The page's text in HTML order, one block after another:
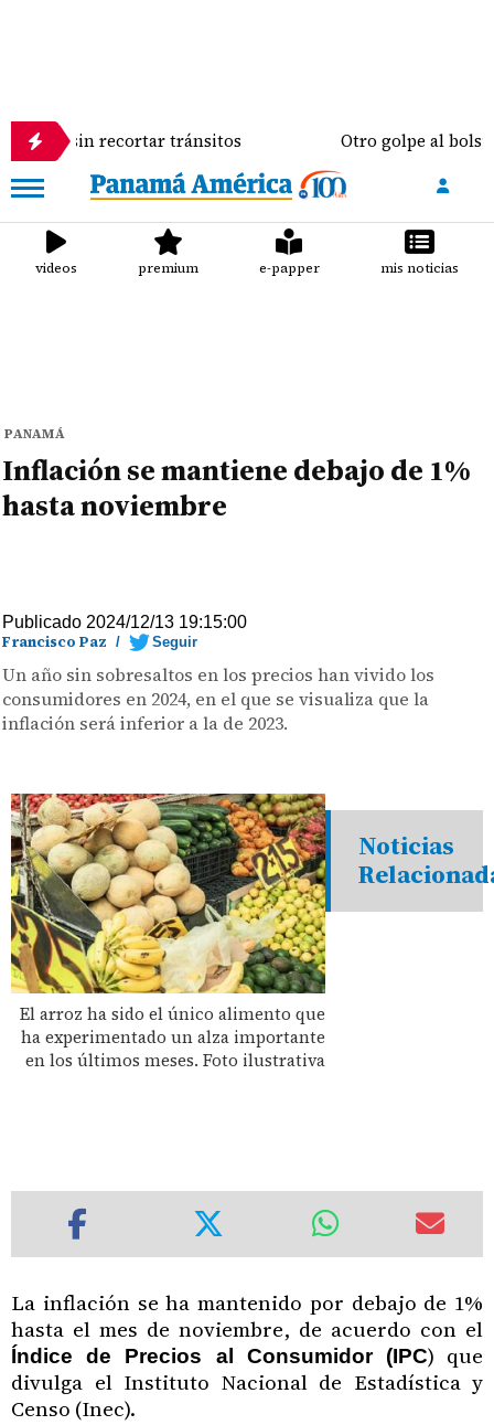
sin recortar tránsitos Otro golpe al bolsillo
videos premium e-papper mis noticias
PANAMÁ
Inflación se mantiene debajo de 1%
hasta noviembre
Publicado 2024/12/13 19:15:00
Francisco Paz / Seguir
Un año sin sobresaltos en los precios han vivido los
consumidores en 2024, en el que se visualiza que la
inflación será inferior a la de 2023.
El arroz ha sido el único alimento que
ha experimentado un alza importante
en los últimos meses. Foto ilustrativa
Noticias
La inflación se ha mantenido por debajo de 1%
hasta el mes de noviembre, de acuerdo con el
Índice de Precios al Consumidor (IPC) que
divulga el Instituto Nacional de Estadística y
Censo (Inec).